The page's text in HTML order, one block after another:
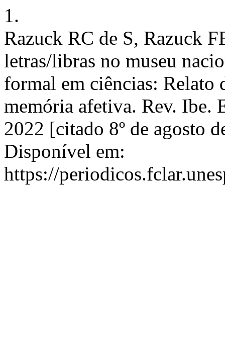
1.
Razuck RC de S, Razuck
letras/libras no museu
formal em ciências: Relato
memória afetiva. Rev. Ibe.
2022 [citado 8º de agosto
Disponível em:
https://